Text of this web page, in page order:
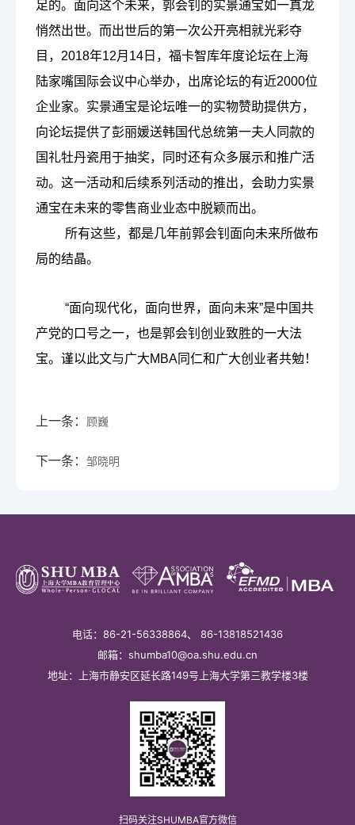
足的。面向这个未来，郭会钊的实景通宝如一真龙
悄然出世。而出世后的第一次公开亮相就光彩夺
目，2018年12月14日，福卡智库年度论坛在上海
陆家嘴国际会议中心举办，出席论坛的有近2000位
企业家。实景通宝是论坛唯一的实物赞助提供方，
向论坛提供了彭丽媛送韩国代总统第一夫人同款的
国礼牡丹瓷用于抽奖，同时还有众多展示和推广活
动。这一活动和后续系列活动的推出，会助力实景
通宝在未来的零售商业业态中脱颖而出。
所有这些，都是几年前郭会钊面向未来所做布
局的结晶。
“面向现代化，面向世界，面向未来”是中国共
产党的口号之一，也是郭会钊创业致胜的一大法
宝。谨以此文与广大MBA同仁和广大创业者共勉！
上一条： 顾巍
下一条： 邹晓明
电话：86-21-56338864、 86-13818521436
邮箱：shumba10@oa.shu.edu.cn
地址：上海市静安区延长路149号上海大学第三教学楼3楼
扫码关注SHUMBA官方微信